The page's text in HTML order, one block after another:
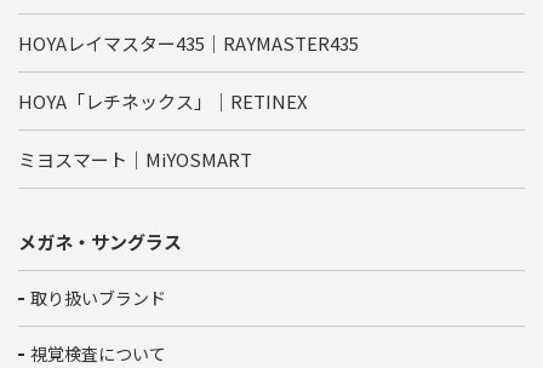
HOYAレイマスター435｜RAYMASTER435
HOYA「レチネックス」｜RETINEX
ミヨスマート｜MiYOSMART
メガネ・サングラス
取り扱いブランド
視覚検査について